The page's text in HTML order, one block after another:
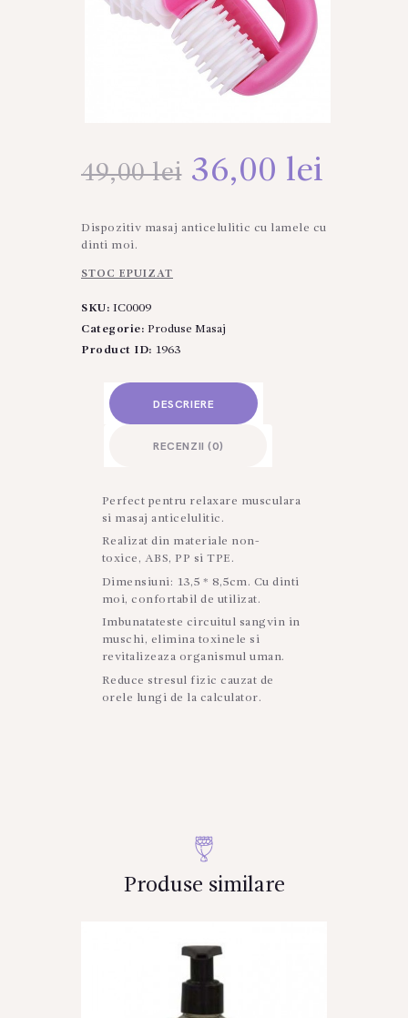
49,00lei Prețul
49,00 lei.
36,00 lei
Dispozitiv masaj anticelulitic cu lamele cu
dinti moi.
STOC EPUIZAT
SKU: IC0009
Categorie: Produse Masaj
Product ID: 1963
DESCRIERE
RECENZII (0)
Perfect pentru relaxare musculara
si masaj anticelulitic.
Realizat din materiale non-
toxice, ABS, PP si TPE.
Dimensiuni: 13,5 * 8,5cm. Cu dinti
moi, confortabil de utilizat.
Imbunatateste circuitul sangvin in
muschi, elimina toxinele si
revitalizeaza organismul uman.
Reduce stresul fizic cauzat de
orele lungi de la calculator.
Produse similare